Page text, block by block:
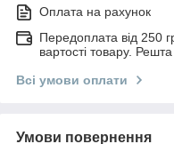
Оплата на рахунок
Передоплата від 250
вартості товару.
Всі умови оплати
Умови повернення